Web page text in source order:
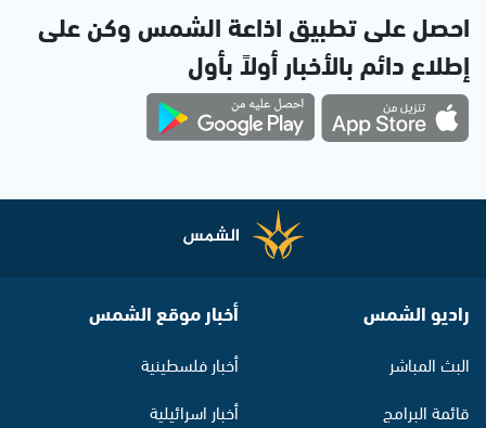
احصل على تطبيق اذاعة الشمس وكن على
إطلاع دائم بالأخبار أولاً بأول
راديو الشمس
البث المباشر
قائمة البرامج
أخبار موقع الشمس
أخبار فلسطينية
أخبار اسرائيلية